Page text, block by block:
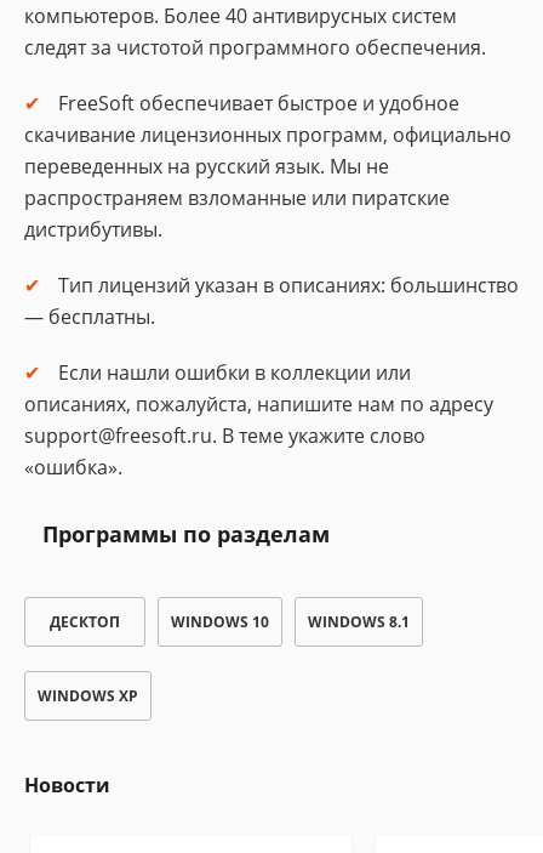
компьютеров. Более 40 антивирусных систем
следят за чистотой программного обеспечения.
FreeSoft обеспечивает быстрое и удобное
скачивание лицензионных программ, официально
переведенных на русский язык. Мы не
распространяем взломанные или пиратские
дистрибутивы.
Тип лицензий указан в описаниях: большинство
— бесплатны.
Если нашли ошибки в коллекции или
описаниях, пожалуйста, напишите нам по адресу
support@freesoft.ru. В теме укажите слово
«ошибка».
Программы по разделам
ДЕСКТОП WINDOWS 10 WINDOWS 8.1
WINDOWS XP
Новости